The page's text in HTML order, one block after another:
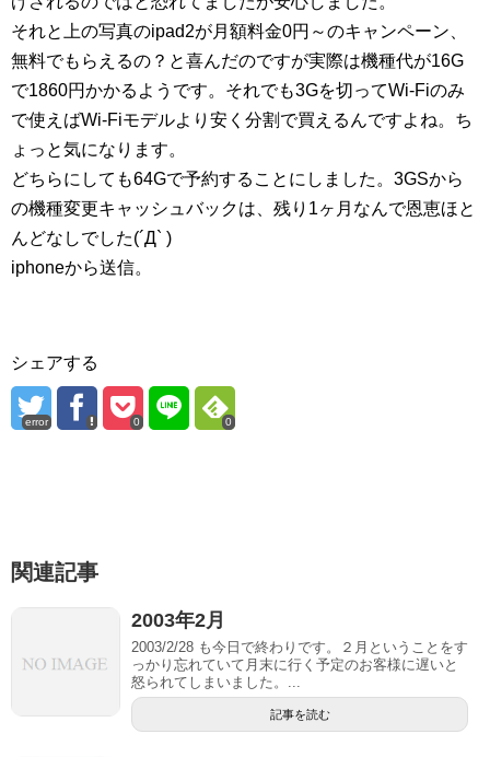
それと上の写真のipad2が月額料金0円～のキャンペーン、
無料でもらえるの？と喜んだのですが実際は機種代が16G
で1860円かかるようです。それでも3Gを切ってWi-Fiのみ
で使えばWi-Fiモデルより安く分割で買えるんですよね。ち
ょっと気になります。
どちらにしても64Gで予約することにしました。3GSから
の機種変更キャッシュバックは、残り1ヶ月なんで恩恵ほと
んどなしでした(´Д` )
iphoneから送信。
シェアする
error 0 0
関連記事
2003年2月
2003/2/28 も今日で終わりです。２月ということをす
っかり忘れていて月末に行く予定のお客様に遅いと
怒られてしまいました。...
記事を読む